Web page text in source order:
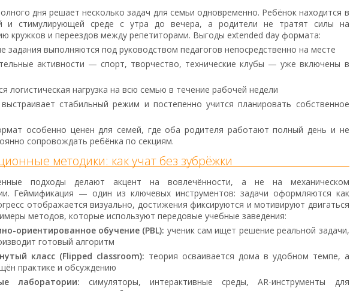
дня решает несколько задач для семьи одновременно. Ребёнок находится в
и стимулирующей среде с утра до вечера, а родители не тратят силы на
кружков и переездов между репетиторами. Выгоды extended day формата:
задания выполняются под руководством педагогов непосредственно на месте
активности — спорт, творчество, технические клубы — уже включены в
логистическая нагрузка на всю семью в течение рабочей недели
стабильный режим и постепенно учится планировать собственное
особенно ценен для семей, где оба родителя работают полный день и не
сопровождать ребёнка по секциям.
методики: как учат без зубрёжки
подходы делают акцент на вовлечённости, а не на механическом
Геймификация — один из ключевых инструментов: задачи оформляются как
отображается визуально, достижения фиксируются и мотивируют двигаться
методов, которые используют передовые учебные заведения:
ориентированное обучение (PBL): ученик сам ищет решение реальной задачи,
готовый алгоритм
класс (Flipped classroom): теория осваивается дома в удобном темпе, а
практике и обсуждению
лаборатории: симуляторы, интерактивные среды, AR-инструменты для